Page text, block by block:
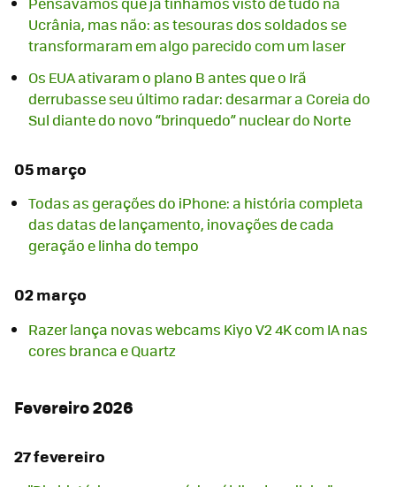
Ucrânia, mas não: as tesouras dos soldados se
transformaram em algo parecido com um laser
Os EUA ativaram o plano B antes que o Irã
derrubasse seu último radar: desarmar a Coreia do
Sul diante do novo “brinquedo” nuclear do Norte
05 março
Todas as gerações do iPhone: a história completa
das datas de lançamento, inovações de cada
geração e linha do tempo
02 março
Razer lança novas webcams Kiyo V2 4K com IA nas
cores branca e Quartz
Fevereiro 2026
27 fevereiro